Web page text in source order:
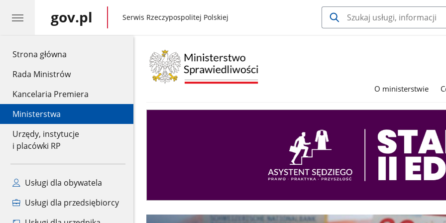
Strona główna
Rada Ministrów
Kancelaria Premiera
Ministerstwa
Urzędy, instytucje
i placówki RP
Usługi dla obywatela
Usługi dla przedsiębiorcy
gov.pl gov.pl
Serwis Rzeczypospolitej Polskiej
O ministerstwie